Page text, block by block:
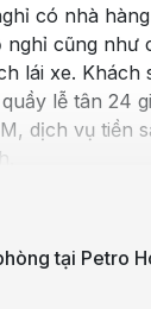
có nhà
cũng như
lái xe. Khách
lễ tân 24
dịch vụ tiền
số phòng tại
có view thành
tại Petro